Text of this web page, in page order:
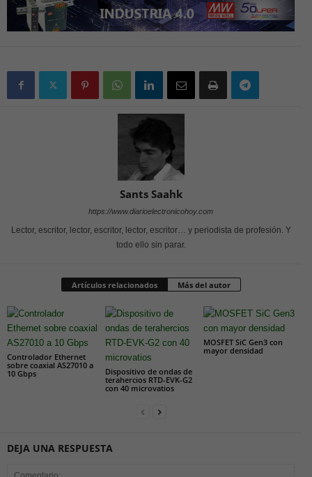
Sants Saahk
https://www.diarioelectronicohoy.com
Lector, escritor, lector, escritor, lector, escritor… y periodista de profesión. Y
todo ello sin parar.
Artículos relacionados Más del autor
Controlador Ethernet
sobre coaxial AS27010 a
10 Gbps
Dispositivo de ondas de
terahercios RTD-EVK-G2
con 40 microvatios
MOSFET SiC Gen3 con
mayor densidad
DEJA UNA RESPUESTA